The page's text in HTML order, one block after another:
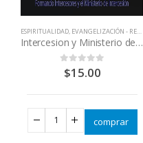
,SUPERACIÓN PERSONAL
ESPIRITUALIDAD, EVANGELIZACIÓN - RENOVACIÓN
Intercesion y Ministerio de intercesores
out of 5
$15.00
comprar